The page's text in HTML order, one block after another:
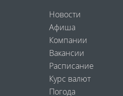
Новости
Афиша
Компании
Вакансии
Расписание
Курс валют
Погода